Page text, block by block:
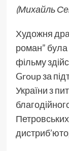
(Михайль
Художня
роман”
фільму
Group за
України з